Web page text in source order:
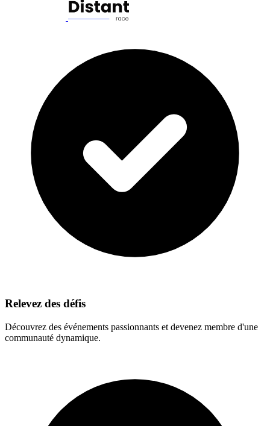
Relevez des défis
Découvrez des événements passionnants et devenez membre d'une
communauté dynamique.